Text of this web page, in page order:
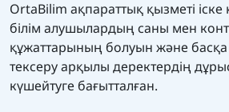
OrtaBilim ақпараттық қызметі
білім алушылардың саны мен
құжаттарының болуын және басқа
тексеру арқылы деректердің
күшейтуге бағытталған.